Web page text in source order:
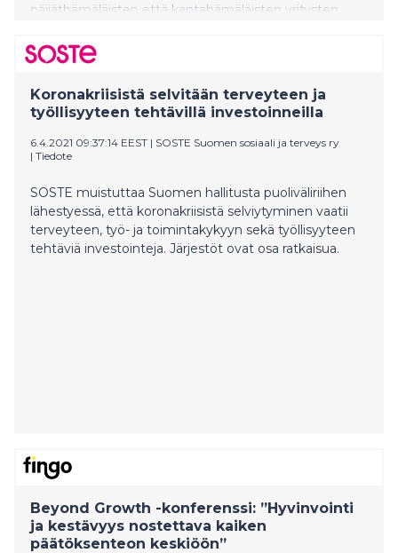
päijäthämäläisten että kantahämäläisten yritysten
2019. Alueemme yritysten verojalanjälki on noussut yli
300 miljoonalla vuodesta 2017. Yritysten maksamat ja
euroa ja Kanta-Hämeessä 962 miljoonaa euroa
vuodelta 2019. Päijät-Hämeessä maksetun
yhteisöveron määrä laski hieman, mutta Kanta-
Hämeessä yhteisöveron määrä kasvoi”, toteaa
Eerikäinen.
Koronakriisistä selvitään terveyteen ja
työllisyyteen tehtävillä investoinneilla
6.4.2021 09:37:14 EEST | SOSTE Suomen sosiaali ja terveys ry
| Tiedote
SOSTE muistuttaa Suomen hallitusta puoliväliriihen
lähestyessä, että koronakriisistä selviytyminen vaatii
terveyteen, työ- ja toimintakykyyn sekä työllisyyteen
tehtäviä investointeja. Järjestöt ovat osa ratkaisua.
Beyond Growth -konferenssi: ”Hyvinvointi
ja kestävyys nostettava kaiken
päätöksenteon keskiöön”